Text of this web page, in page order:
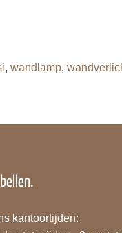
, wandlamp,
kantoortijden: